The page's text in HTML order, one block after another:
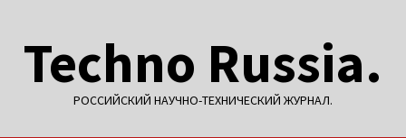
содержимому
Techno Russia.
РОССИЙСКИЙ НАУЧНО-ТЕХНИЧЕСКИЙ ЖУРНАЛ.